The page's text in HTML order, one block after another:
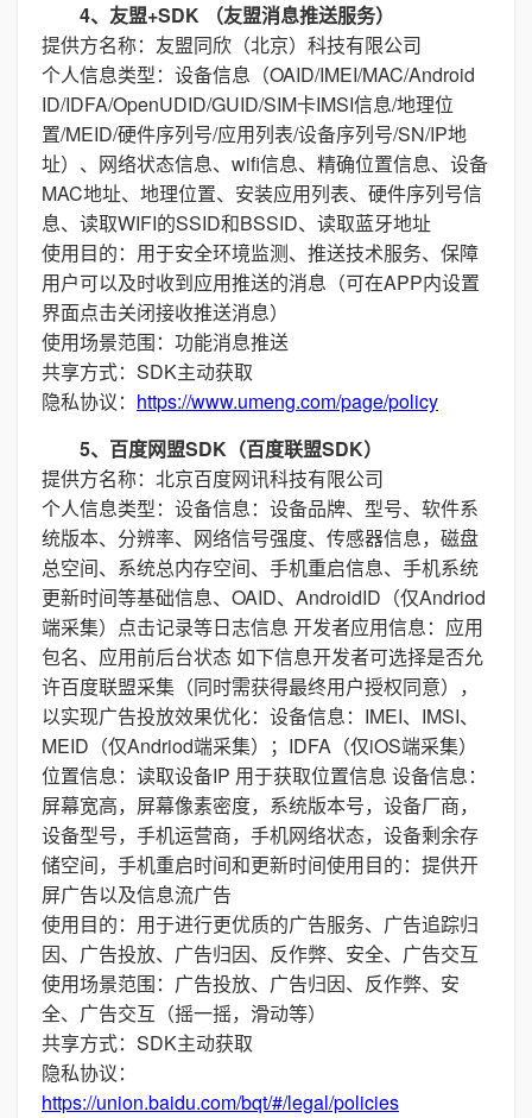
4、友盟+SDK （友盟消息推送服务）
提供方名称：友盟同欣（北京）科技有限公司
个人信息类型：设备信息（OAID/IMEI/MAC/Android
ID/IDFA/OpenUDID/GUID/SIM卡IMSI信息/地理位
置/MEID/硬件序列号/应用列表/设备序列号/SN/IP地
址）、网络状态信息、wifi信息、精确位置信息、设备
MAC地址、地理位置、安装应用列表、硬件序列号信
息、读取WIFI的SSID和BSSID、读取蓝牙地址
使用目的：用于安全环境监测、推送技术服务、保障
用户可以及时收到应用推送的消息（可在APP内设置
界面点击关闭接收推送消息）
使用场景范围：功能消息推送
共享方式：SDK主动获取
隐私协议： https://www.umeng.com/page/policy
5、百度网盟SDK（百度联盟SDK）
提供方名称：北京百度网讯科技有限公司
个人信息类型：设备信息：设备品牌、型号、软件系
统版本、分辨率、网络信号强度、传感器信息，磁盘
总空间、系统总内存空间、手机重启信息、手机系统
更新时间等基础信息、OAID、AndroidID（仅Andriod
端采集）点击记录等日志信息 开发者应用信息：应用
包名、应用前后台状态 如下信息开发者可选择是否允
许百度联盟采集（同时需获得最终用户授权同意），
以实现广告投放效果优化：设备信息：IMEI、IMSI、
MEID（仅Andriod端采集）；IDFA（仅iOS端采集）
位置信息：读取设备IP 用于获取位置信息 设备信息：
屏幕宽高，屏幕像素密度，系统版本号，设备厂商，
设备型号，手机运营商，手机网络状态，设备剩余存
储空间，手机重启时间和更新时间使用目的：提供开
屏广告以及信息流广告
使用目的：用于进行更优质的广告服务、广告追踪归
因、广告投放、广告归因、反作弊、安全、广告交互
使用场景范围：广告投放、广告归因、反作弊、安
全、广告交互（摇一摇，滑动等）
共享方式：SDK主动获取
隐私协议：
https://union.baidu.com/bqt/#/legal/policies